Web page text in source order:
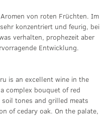
von roten Früchten. Im
konzentriert und feurig, bei
verhalten, prophezeit aber
Entwicklung.
is an excellent wine in the
complex bouquet of red
tones and grilled meats
of cedary oak. On the palate,